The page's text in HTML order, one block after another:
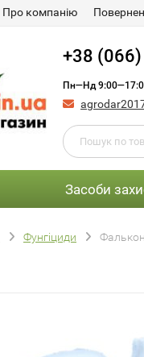
Про компанію
+38
Пн—Нд
Засоби
Фунгіциди